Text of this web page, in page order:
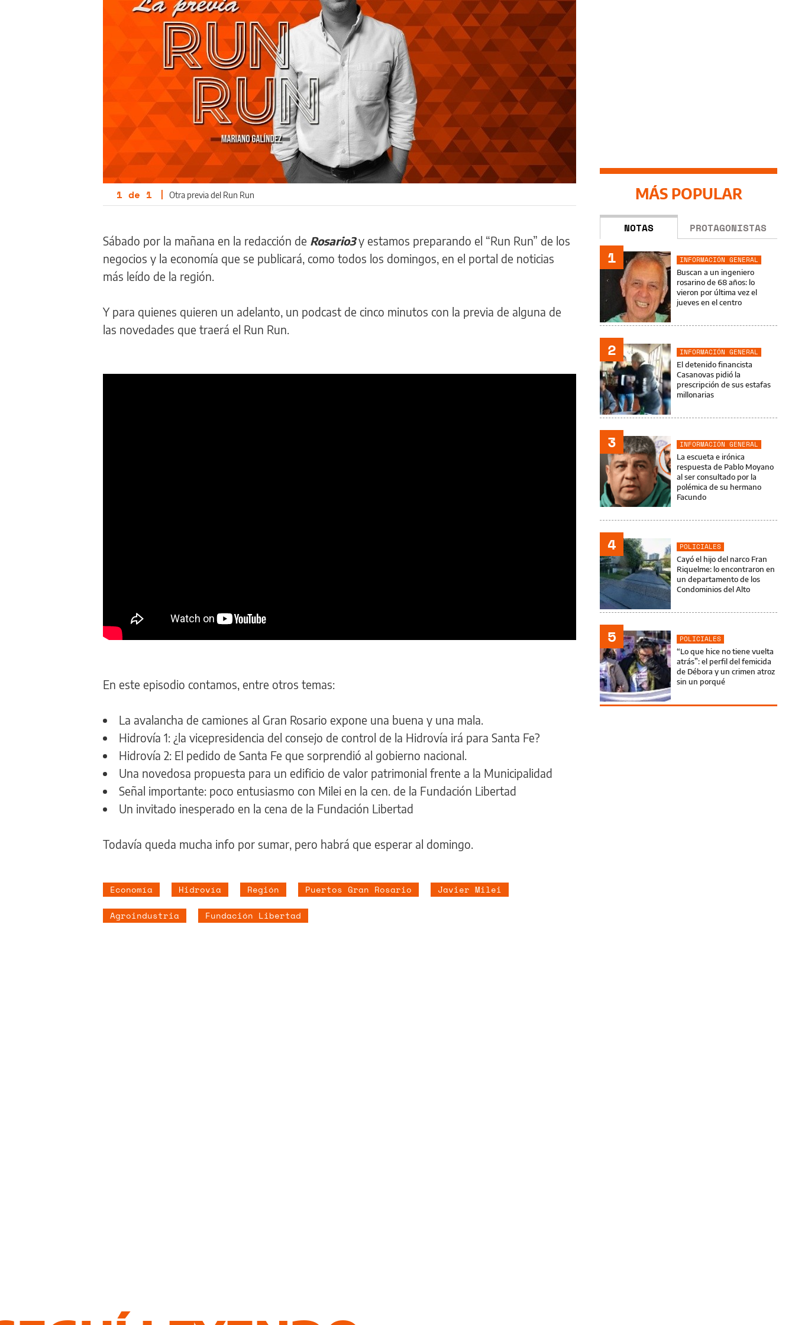
1 de 1 | Otra previa del Run Run
Sábado por la mañana en la redacción de Rosario3y estamos preparando el “Run Run” de los
negocios y la economía que se publicará, como todos los domingos, en el portal de noticias
más leído de la región.
Y para quienes quieren un adelanto, un podcast de cinco minutos con la previa de alguna de
las novedades que traerá el Run Run.
En este episodio contamos, entre otros temas:
La avalancha de camiones al Gran Rosario expone una buena y una mala.
Hidrovía 1: ¿la vicepresidencia del consejo de control de la Hidrovía irá para Santa Fe?
Hidrovía 2: El pedido de Santa Fe que sorprendió al gobierno nacional.
Una novedosa propuesta para un edificio de valor patrimonial frente a la Municipalidad
Señal importante: poco entusiasmo con Milei en la cen. de la Fundación Libertad
Un invitado inesperado en la cena de la Fundación Libertad
Todavía queda mucha info por sumar, pero habrá que esperar al domingo.
Economía Hidrovía Región Puertos Gran Rosario Javier Milei
Agroindustria Fundación Libertad
MÁS POPULAR
NOTAS PROTAGONISTAS
1
INFORMACIÓN GENERAL
Buscan a un ingeniero
rosarino de 68 años: lo
vieron por última vez el
jueves en el centro
2
INFORMACIÓN GENERAL
El detenido financista
Casanovas pidió la
prescripción de sus estafas
millonarias
3
INFORMACIÓN GENERAL
La escueta e irónica
respuesta de Pablo Moyano
al ser consultado por la
polémica de su hermano
Facundo
4
POLICIALES
Cayó el hijo del narco Fran
Riquelme: lo encontraron en
un departamento de los
Condominios del Alto
5
POLICIALES
“Lo que hice no tiene vuelta
atrás”: el perfil del femicida
de Débora y un crimen atroz
sin un porqué